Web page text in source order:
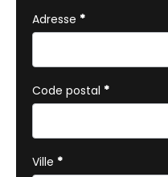
Adresse *
Code postal *
Ville *